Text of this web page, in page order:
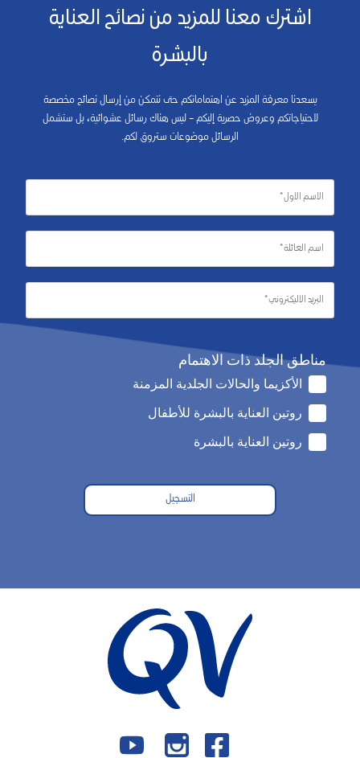
اشترك معنا للمزيد من نصائح العناية
بالبشرة
يسعدنا معرفة المزيد عن اهتماماتكم حتى نتمكن من إرسال نصائح مخصصة
لاحتياجاتكم وعروض حصرية إليكم – ليس هناك رسائل عشوائية، بل ستشمل
الرسائل موضوعات ستروق لكم.
مناطق الجلد ذات الاهتمام
الأكزيما والحالات الجلدية المزمنة
روتين العناية بالبشرة للأطفال
روتين العناية بالبشرة
التسجيل